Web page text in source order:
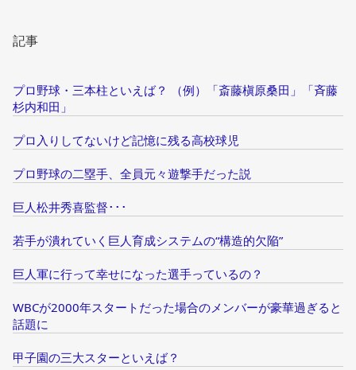
記事
プロ野球・三本柱といえば？ （例）「斎藤槇原桑田」「斉藤
杉内和田」
プロ入りしてないけど記憶に残る高校球児
プロ野球の二塁手、全員元々遊撃手だった説
巨人松井秀喜監督･･･
若手が潰れていく巨人育成システムの“構造的欠陥”
巨人軍に行って幸せになった選手っているの？
WBCが2000年スタートだった場合のメンバーが豪華過ぎると
話題に
甲子園の三大スターといえば？